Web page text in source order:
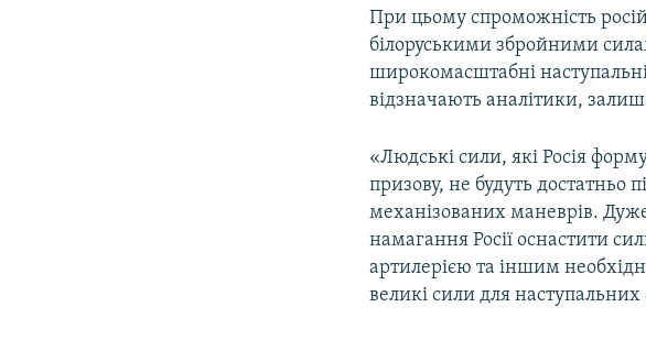
При цьому спроможність
білоруськими збройними
широкомасштабні
відзначають аналітики,
«Людські сили, які Росія
призову, не будуть достатньо
механізованих маневрів.
намагання Росії оснастити
артилерією та іншим
великі сили для наступальних